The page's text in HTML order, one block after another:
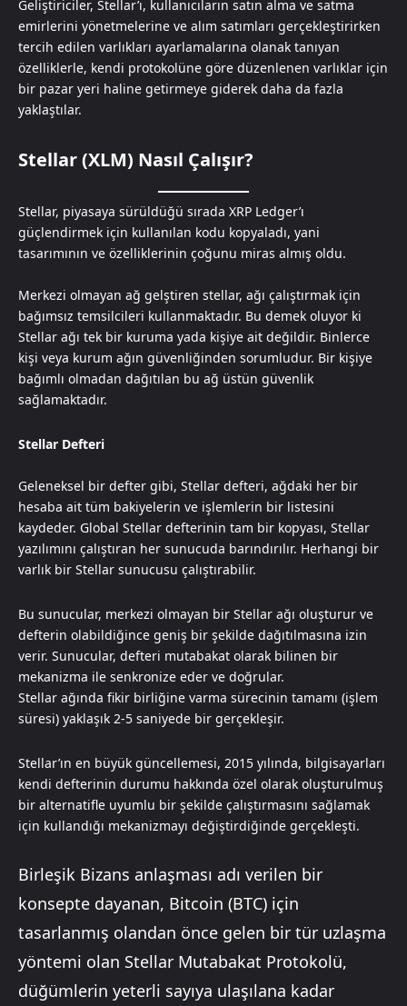
Geliştiriciler, Stellar’ı, kullanıcıların satın alma ve satma
emirlerini yönetmelerine ve alım satımları gerçekleştirirken
tercih edilen varlıkları ayarlamalarına olanak tanıyan
özelliklerle, kendi protokolüne göre düzenlenen varlıklar için
bir pazar yeri haline getirmeye giderek daha da fazla
yaklaştılar.
Stellar (XLM) Nasıl Çalışır?
Stellar, piyasaya sürüldüğü sırada XRP Ledger’ı
güçlendirmek için kullanılan kodu kopyaladı, yani
tasarımının ve özelliklerinin çoğunu miras almış oldu.
Merkezi olmayan ağ gelştiren stellar, ağı çalıştırmak için
bağımsız temsilcileri kullanmaktadır. Bu demek oluyor ki
Stellar ağı tek bir kuruma yada kişiye ait değildir. Binlerce
kişi veya kurum ağın güvenliğinden sorumludur. Bir kişiye
bağımlı olmadan dağıtılan bu ağ üstün güvenlik
sağlamaktadır.
Stellar Defteri
Geleneksel bir defter gibi, Stellar defteri, ağdaki her bir
hesaba ait tüm bakiyelerin ve işlemlerin bir listesini
kaydeder. Global Stellar defterinin tam bir kopyası, Stellar
yazılımını çalıştıran her sunucuda barındırılır. Herhangi bir
varlık bir Stellar sunucusu çalıştırabilir.
Bu sunucular, merkezi olmayan bir Stellar ağı oluşturur ve
defterin olabildiğince geniş bir şekilde dağıtılmasına izin
verir. Sunucular, defteri mutabakat olarak bilinen bir
mekanizma ile senkronize eder ve doğrular.
Stellar ağında fikir birliğine varma sürecinin tamamı (işlem
süresi) yaklaşık 2-5 saniyede bir gerçekleşir.
Stellar’ın en büyük güncellemesi, 2015 yılında, bilgisayarları
kendi defterinin durumu hakkında özel olarak oluşturulmuş
bir alternatifle uyumlu bir şekilde çalıştırmasını sağlamak
için kullandığı mekanizmayı değiştirdiğinde gerçekleşti.
Birleşik Bizans anlaşması adı verilen bir
konsepte dayanan, Bitcoin (BTC) için
tasarlanmış olandan önce gelen bir tür uzlaşma
yöntemi olan Stellar Mutabakat Protokolü,
düğümlerin yeterli sayıya ulaşılana kadar